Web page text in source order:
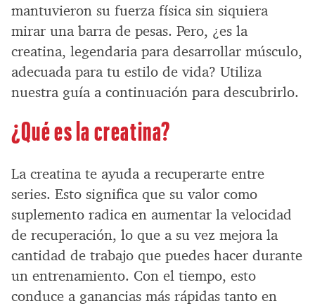
mantuvieron su fuerza física sin siquiera
mirar una barra de pesas. Pero, ¿es la
creatina, legendaria para desarrollar músculo,
adecuada para tu estilo de vida? Utiliza
nuestra guía a continuación para descubrirlo.
¿Qué es la creatina?
La creatina te ayuda a recuperarte entre
series. Esto significa que su valor como
suplemento radica en aumentar la velocidad
de recuperación, lo que a su vez mejora la
cantidad de trabajo que puedes hacer durante
un entrenamiento. Con el tiempo, esto
conduce a ganancias más rápidas tanto en